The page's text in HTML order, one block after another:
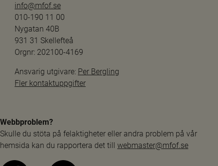
info@mfof.se
010-190 11 00
Nygatan 40B
931 31 Skellefteå
Orgnr: 202100-4169
Ansvarig utgivare: Per Bergling
Fler kontaktuppgifter
Webbproblem?
Skulle du stöta på felaktigheter eller andra problem på vår
hemsida kan du rapportera det till webmaster@mfof.se